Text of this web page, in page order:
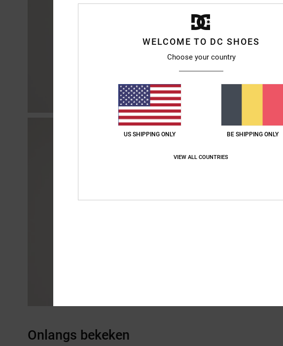
Onlangs bekeken
WELCOME TO DC SHOES
Choose your country
US SHIPPING ONLY BE SHIPPING ONLY
VIEW ALL COUNTRIES